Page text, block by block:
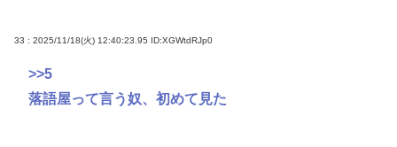
33 : 2025/11/18(火) 12:40:23.95 ID:XGWtdRJp0
>>5
落語屋って言う奴、初めて見た